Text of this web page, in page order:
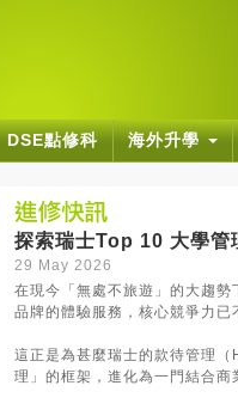
DSE點修科 海外升學
探索瑞士Top 10 大學管
29 May 2026
在現今「無處不旅遊」的大趨
品牌的體驗服務，核心競爭力已
這正是為甚麼瑞士的款待管理
理」的框架，進化為一門結合商